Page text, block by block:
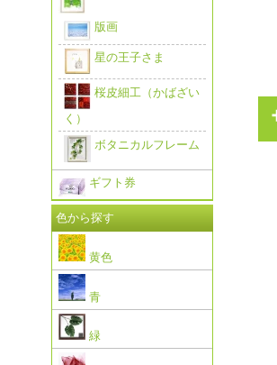
版画
星の王子さま
桜皮細工（かばざい
く）
ボタニカルフレーム
ギフト券
色から探す
黄色
青
緑